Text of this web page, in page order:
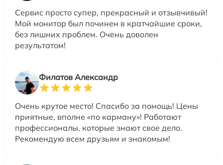
Сервис просто супер, прекрасный и отзывчивый!
Мой монитор был починен в кратчайшие сроки,
без лишних проблем. Очень доволен
результатом!
Филатов Александр
Очень крутое место! Спасибо за помощь! Цены
приятные, вполне «по карману»! Работают
профессионалы, которые знают свое дело.
Рекомендую всем друзьям и знакомым!